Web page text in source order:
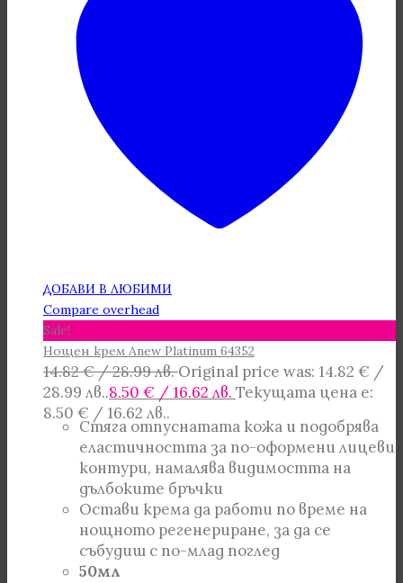
ДОБАВИ В ЛЮБИМИ
Compare overhead
Sale!
Нощен крем Anew Platinum 64352
14.82€/ 28.99 лв.Original price was: 14.82 € /
28.99 лв..8.50 € / 16.62 лв. Текущата цена е:
8.50 € / 16.62 лв..
Стяга отпуснатата кожа и подобрява
еластичността за по-оформени лицеви
контури, намалява видимостта на
дълбоките бръчки
Остави крема да работи по време на
нощното регенериране, за да се
събудиш с по-млад поглед
50мл